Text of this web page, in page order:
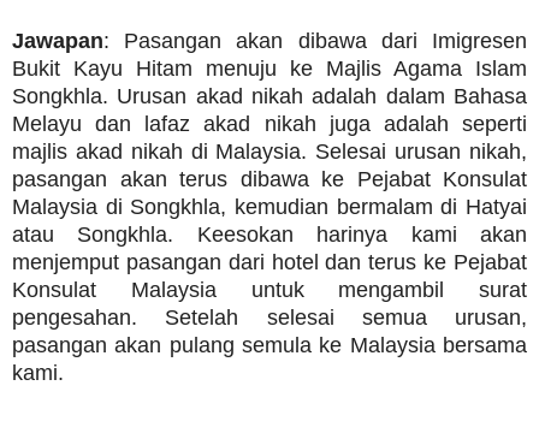
Jawapan: Pasangan akan dibawa dari Imigresen
Bukit Kayu Hitam menuju ke Majlis Agama Islam
Songkhla. Urusan akad nikah adalah dalam Bahasa
Melayu dan lafaz akad nikah juga adalah seperti
majlis akad nikah di Malaysia. Selesai urusan nikah,
pasangan akan terus dibawa ke Pejabat Konsulat
Malaysia di Songkhla, kemudian bermalam di Hatyai
atau Songkhla. Keesokan harinya kami akan
menjemput pasangan dari hotel dan terus ke Pejabat
Konsulat Malaysia untuk mengambil surat
pengesahan. Setelah selesai semua urusan,
pasangan akan pulang semula ke Malaysia bersama
kami.